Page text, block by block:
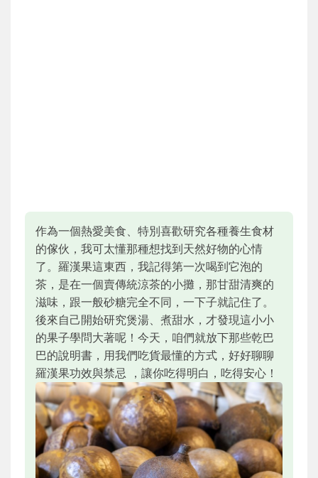
作為一個熱愛美食、特別喜歡研究各種養生食材
的傢伙，我可太懂那種想找到天然好物的心情
了。羅漢果這東西，我記得第一次喝到它泡的
茶，是在一個賣傳統涼茶的小攤，那甘甜清爽的
滋味，跟一般砂糖完全不同，一下子就記住了。
後來自己開始研究煲湯、煮甜水，才發現這小小
的果子學問大著呢！今天，咱們就放下那些乾巴
巴的說明書，用我們吃貨最懂的方式，好好聊聊
羅漢果功效與禁忌 ，讓你吃得明白，吃得安心！